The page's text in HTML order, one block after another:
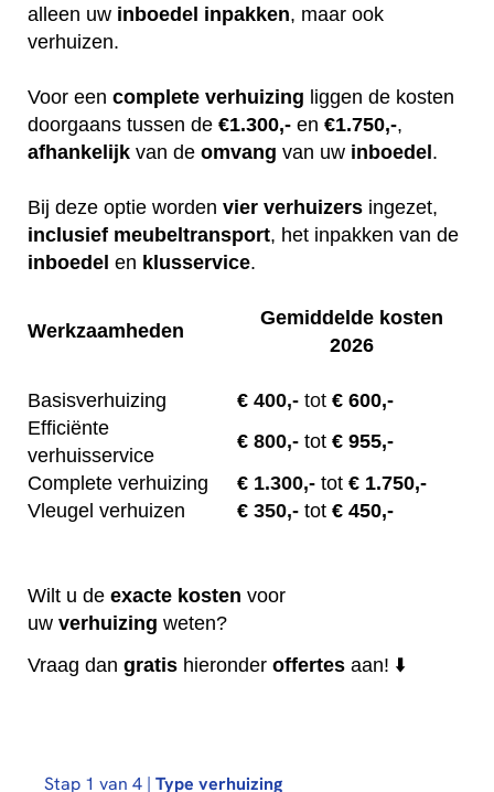
alleen uw inboedel inpakken, maar ook
verhuizen.
Voor een complete verhuizing liggen de kosten
doorgaans tussen de €1.300,- en €1.750,-,
afhankelijk van de omvang van uw inboedel .
Bij deze optie worden vier verhuizers ingezet,
inclusief meubeltransport, het inpakken van de
inboedel en klusservice.
Werkzaamheden
Gemiddelde kosten
2026
Basisverhuizing € 400,- tot € 600,-
Efficiënte
verhuisservice
€ 800,- tot € 955,-
Complete verhuizing
€ 1.300,- tot € 1.750,-
Vleugel verhuizen
€ 350,- tot € 450,-
Wilt u de exacte kosten voor
uw verhuizing weten?
Vraag dan gratis hieronder offertes aan! ⬇️